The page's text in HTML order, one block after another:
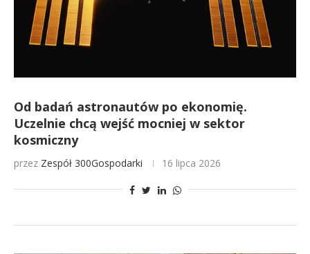
Od badań astronautów po ekonomię.
Uczelnie chcą wejść mocniej w sektor
kosmiczny
przez Zespół 300Gospodarki 16 lipca 2026